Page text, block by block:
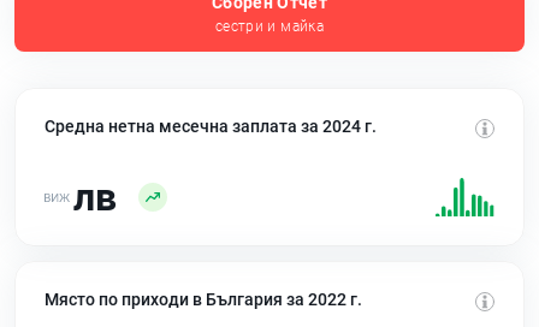
сестри и майка
Средна нетна месечна заплата за 2024 г.
лв
Място по приходи в България за 2022 г.